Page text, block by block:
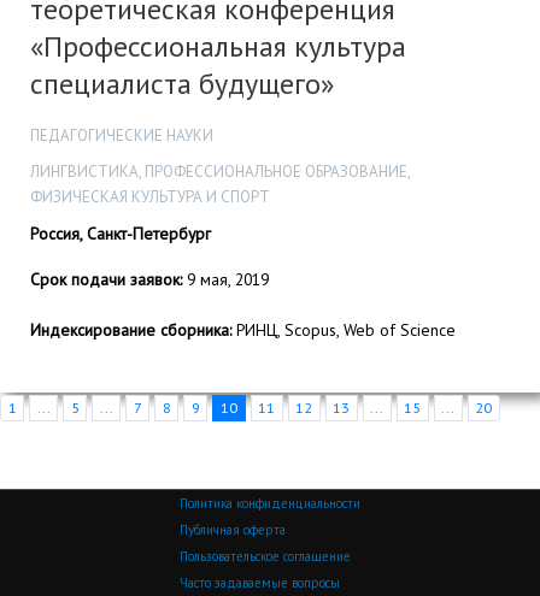
теоретическая конференция
«Профессиональная культура
специалиста будущего»
ПЕДАГОГИЧЕСКИЕ НАУКИ
ЛИНГВИСТИКА, ПРОФЕССИОНАЛЬНОЕ ОБРАЗОВАНИЕ,
ФИЗИЧЕСКАЯ КУЛЬТУРА И СПОРТ
Россия, Санкт-Петербург
Срок подачи заявок:9 мая, 2019
Индексирование сборника:РИНЦ, Scopus, Web of Science
1 ... 5 ... 7 8 9 10 11 12 13 ... 15 ... 20
Политика конфиденциальности
Публичная оферта
Пользовательское соглашение
Часто задаваемые вопросы